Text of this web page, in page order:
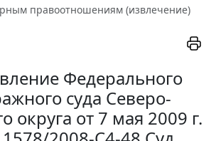
правоотношениям (извлечение)
Федерального
суда Северо-
округа от 7 мая 2009 г.